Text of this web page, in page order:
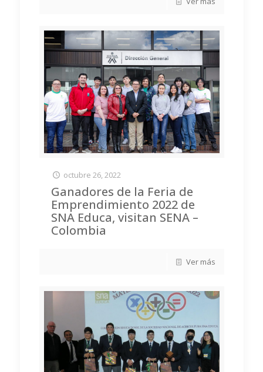
octubre 26, 2022
Ganadores de la Feria de
Emprendimiento 2022 de
SNA Educa, visitan SENA –
Colombia
Ver más